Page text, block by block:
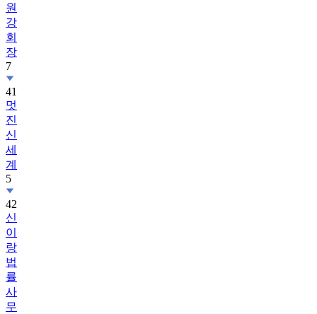
원
강
회
장
7
41
멋
진
신
세
계
5
42
신
이
랑
법
률
사
무